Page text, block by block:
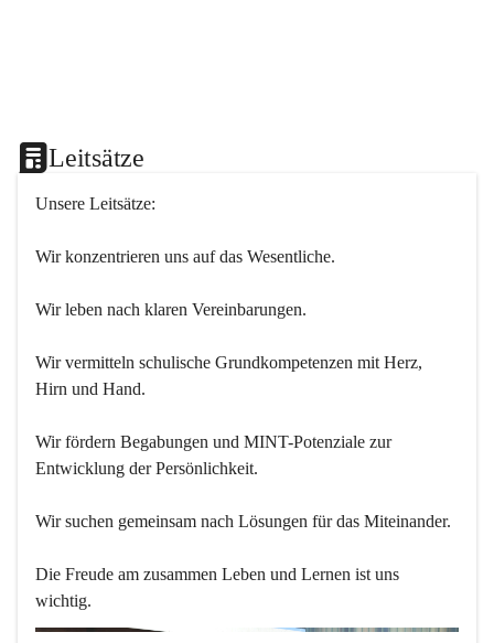
Leitsätze
Unsere Leitsätze:
Wir konzentrieren uns auf das Wesentliche.
Wir leben nach klaren Vereinbarungen.
Wir vermitteln schulische Grundkompetenzen mit Herz,
Hirn und Hand.
Wir fördern Begabungen und MINT-Potenziale zur
Entwicklung der Persönlichkeit.
Wir suchen gemeinsam nach Lösungen für das Miteinander.
Die Freude am zusammen Leben und Lernen ist uns
wichtig.